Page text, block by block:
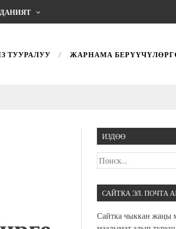
ТУУРАЛУУ ЖАРНАМА
ИЗДӨӨ
САЙТКА ЭЛ. ПОЧТА
Сайтка чыккан жаңы